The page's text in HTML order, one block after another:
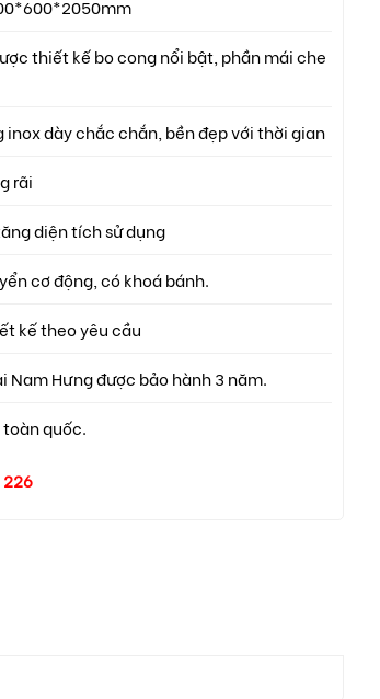
thiết kế bo cong nổi bật, phần mái che
inox dày chắc chắn, bền đẹp với thời gian
rãi
diện tích sử dụng
cơ động, có khoá bánh.
kế theo yêu cầu
Nam Hưng được bảo hành 3 năm.
quốc.